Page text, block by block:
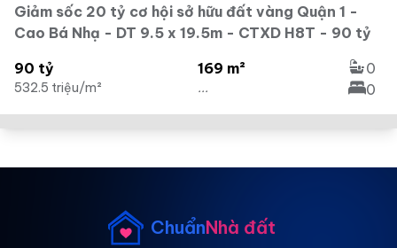
Giảm sốc 20 tỷ cơ hội sở hữu đất vàng Quận 1 -
Cao Bá Nhạ - DT 9.5 x 19.5m - CTXD H8T - 90 tỷ
90 tỷ
532.5 triệu/m²
169 m²
...
0
0
ChuẩnNhà đất